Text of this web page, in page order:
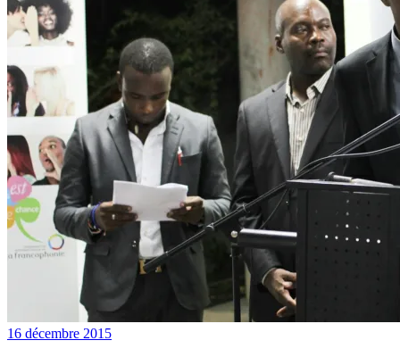
16 décembre 2015